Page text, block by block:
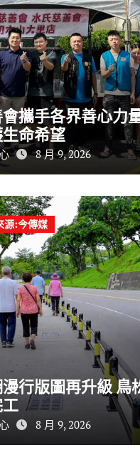
會攜手各界善心
命希望
8 月 9, 2026
源:今傳媒
行版圖再升級 鳥
8 月 9, 2026